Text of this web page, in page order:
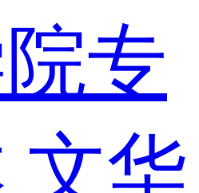
专
文华